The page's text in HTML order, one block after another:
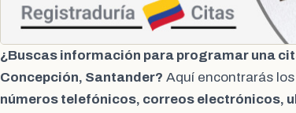
¿Buscas información para programar una
Concepción, Santander? Aquí encontrarás los
números telefónicos, correos electrónicos,